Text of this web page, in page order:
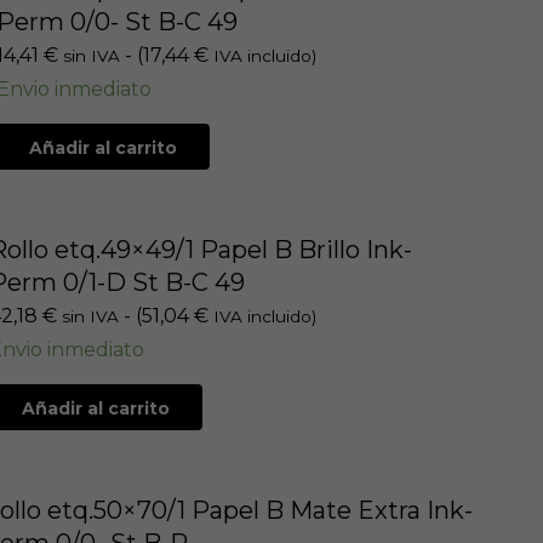
0/0- St B-C 49
€ sin IVA- (17,44 € IVA incluido)
inmediato
Añadir al carrito
etq.49×49/1 Papel B Brillo Ink-
0/1-D St B-C 49
€ sin IVA - (51,04€ IVA incluido)
inmediato
Añadir al carrito
etq.50×70/1 Papel B Mate Extra Ink-